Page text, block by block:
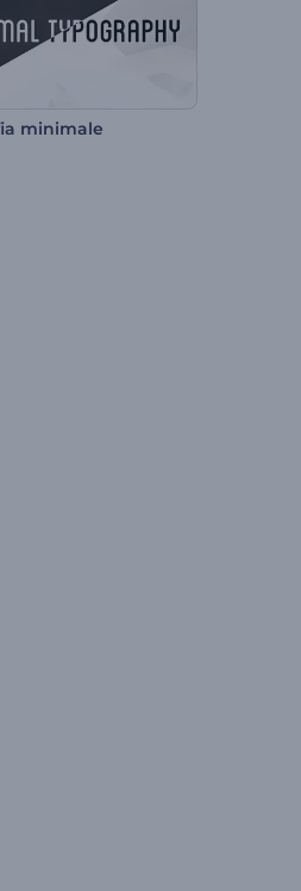
minimale